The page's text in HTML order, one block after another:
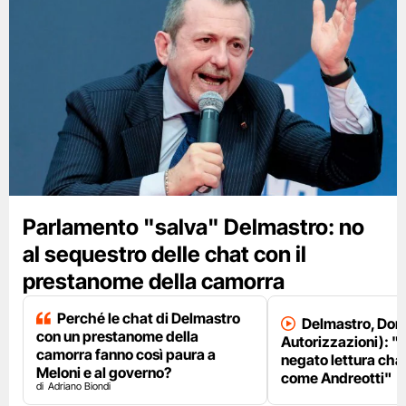
Parlamento "salva" Delmastro: no
al sequestro delle chat con il
prestanome della camorra
Perché le chat di Delmastro
con un prestanome della
camorra fanno così paura a
Meloni e al governo?
Adriano Biondi
Delmastro,
Autorizzazioni):
negato lettura
come Andreotti"